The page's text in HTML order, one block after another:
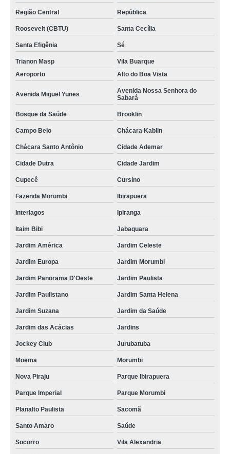
Região Central República
Roosevelt (CBTU) Santa Cecília
Santa Efigênia Sé
Trianon Masp
Vila Buarque
Aeroporto
Alto do Boa Vista
Avenida Miguel Yunes
Avenida Nossa Senhora do
Sabará
Bosque da Saúde Brooklin
Campo Belo Chácara Kablin
Chácara Santo Antônio Cidade Ademar
Cidade Dutra Cidade Jardim
Cupecê Cursino
Fazenda Morumbi Ibirapuera
Interlagos Ipiranga
Itaim Bibi Jabaquara
Jardim América Jardim Celeste
Jardim Europa Jardim Morumbi
Jardim Panorama D'Oeste Jardim Paulista
Jardim Paulistano Jardim Santa Helena
Jardim Suzana Jardim da Saúde
Jardim das Acácias Jardins
Jockey Club Jurubatuba
Moema Morumbi
Nova Piraju Parque Ibirapuera
Parque Imperial Parque Morumbi
Planalto Paulista Sacomã
Santo Amaro Saúde
Socorro Vila Alexandria